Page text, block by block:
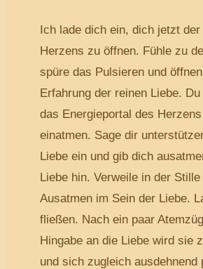
Ich lade dich ein, dich jetzt der
Herzens zu öffnen. Fühle zu
spüre das Pulsieren und
Erfahrung der reinen Liebe.
das Energieportal des
einatmen. Sage dir
Liebe ein und gib dich
Liebe hin. Verweile in der
Ausatmen im Sein der Liebe.
fließen. Nach ein paar
Hingabe an die Liebe wird sie
und sich zugleich ausdehnend